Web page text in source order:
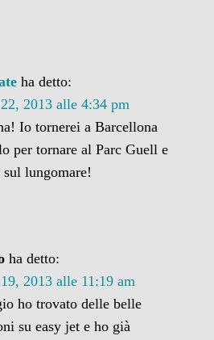
ha detto:
2013 alle 4:34 pm
Io tornerei a Barcellona
per tornare al Parc Guell e
sul lungomare!
ha detto:
2013 alle 11:19 am
ho trovato delle belle
su easy jet e ho già